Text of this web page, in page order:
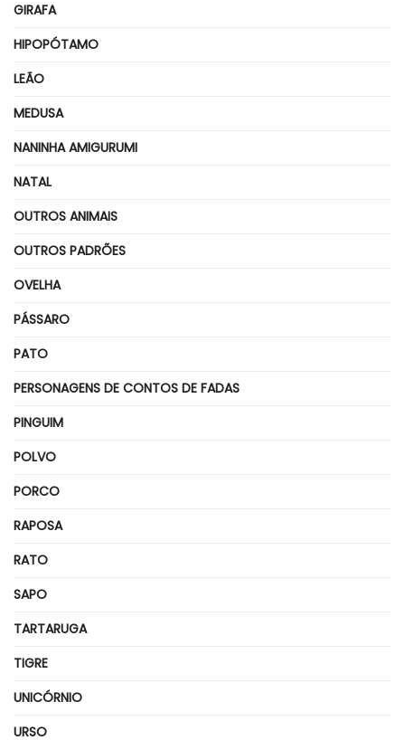
GIRAFA
HIPOPÓTAMO
LEÃO
MEDUSA
NANINHA AMIGURUMI
NATAL
OUTROS ANIMAIS
OUTROS PADRÕES
OVELHA
PÁSSARO
PATO
PERSONAGENS DE CONTOS DE FADAS
PINGUIM
POLVO
PORCO
RAPOSA
RATO
SAPO
TARTARUGA
TIGRE
UNICÓRNIO
URSO